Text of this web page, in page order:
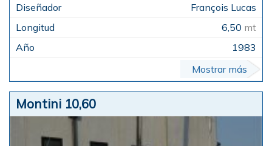
François Lucas
6,50 mt
1983
Mostrar más
Montini 10,60